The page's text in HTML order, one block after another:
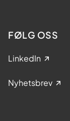
FØLG OSS
LinkedIn
Nyhetsbrev